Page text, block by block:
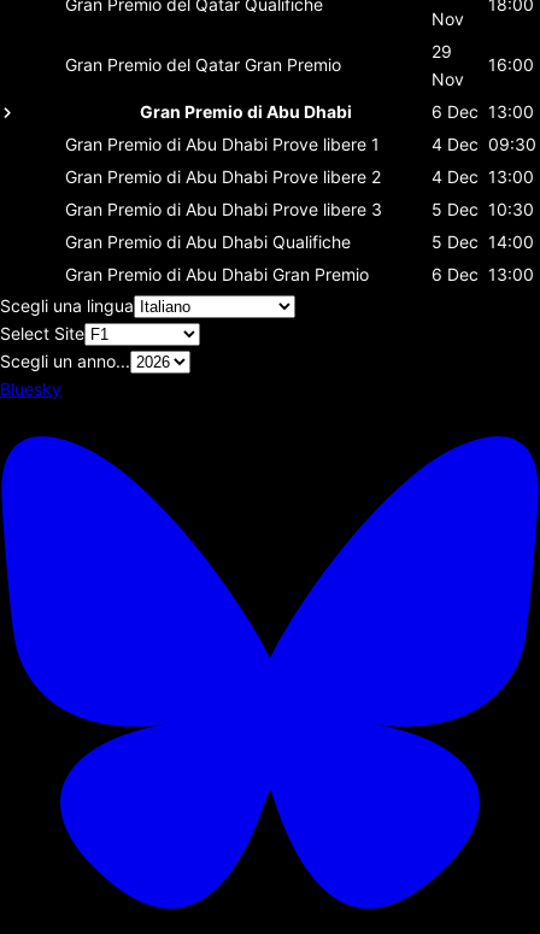
Nov
Gran Premio del Qatar Gran Premio
29
Nov
16:00
Gran Premio di Abu Dhabi 6 Dec 13:00
Gran Premio di Abu Dhabi Prove libere 1 4 Dec 09:30
Gran Premio di Abu Dhabi Prove libere 2 4 Dec 13:00
Gran Premio di Abu Dhabi Prove libere 3 5 Dec 10:30
Gran Premio di Abu Dhabi Qualifiche 5 Dec 14:00
Gran Premio di Abu Dhabi Gran Premio 6 Dec 13:00
Scegli una lingua
Select Site
Scegli un anno...
Bluesky